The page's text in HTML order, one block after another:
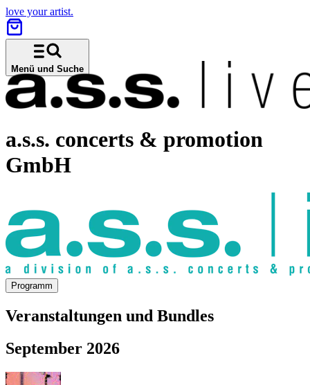
love your artist.
Menü und Suche
a.s.s. concerts & promotion
GmbH
Programm
Veranstaltungen und Bundles
September 2026